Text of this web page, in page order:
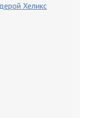
Хеликс